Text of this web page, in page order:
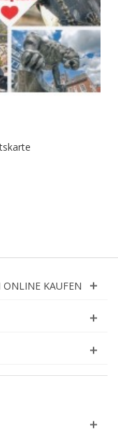
ONLINE KAUFEN